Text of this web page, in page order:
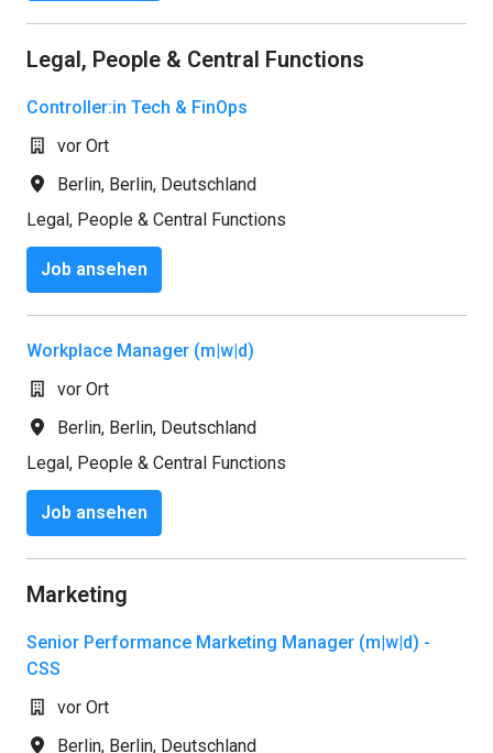
Legal, People & Central Functions
Controller:in Tech & FinOps
vor Ort
Berlin, Berlin, Deutschland
Legal, People & Central Functions
Job ansehen
Workplace Manager (m|w|d)
vor Ort
Berlin, Berlin, Deutschland
Legal, People & Central Functions
Job ansehen
Marketing
Senior Performance Marketing Manager (m|w|d) -
CSS
vor Ort
Berlin, Berlin, Deutschland